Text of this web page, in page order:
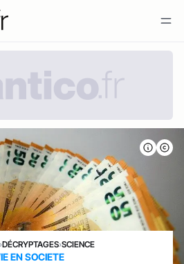
DÉCRYPTAGES›SCIENCE
EN SOCIETE